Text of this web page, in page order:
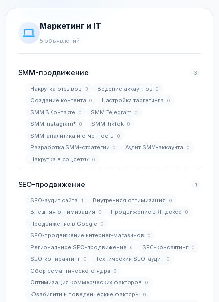
Маркетинг и IT
5 объявлений
SMM-продвижение 3
Накрутка отзывов 3 Ведение аккаунтов 0
Создание контента 0 Настройка таргетинга 0
SMM ВКонтакте 0 SMM Telegram 0
SMM Instagram* 0 SMM TikTok 0
SMM-аналитика и отчетность 0
Разработка SMM-стратегии 0 Аудит SMM-аккаунта 0
Накрутка в соцсетях 0
SEO-продвижение 1
SEO-аудит сайта 1 Внутренняя оптимизация 0
Внешняя оптимизация 0 Продвижение в Яндексе 0
Продвижение в Google 0
SEO-продвижение интернет-магазинов 0
Региональное SEO-продвижение 0 SEO-консалтинг 0
SEO-копирайтинг 0 Технический SEO-аудит 0
Сбор семантического ядра 0
Оптимизация коммерческих факторов 0
Юзабилити и поведенческие факторы 0